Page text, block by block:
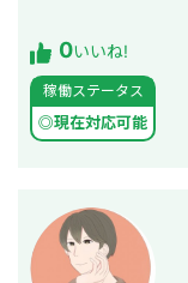
0いいね!
稼働ステータス
◎現在対応可能